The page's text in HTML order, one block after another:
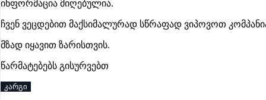
Gba Connect
პრემიუმი
ინფორმაცია მიღებულია.
ჩვენ ვეცდებით მაქსიმალურად სწრაფად ვიპოვოთ
მზად იყავით ზარისთვის.
წარმატებებს გისურვებთ
კარგი